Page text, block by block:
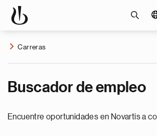
Carreras
Buscador de empleo
Encuentre oportunidades en Novartis a